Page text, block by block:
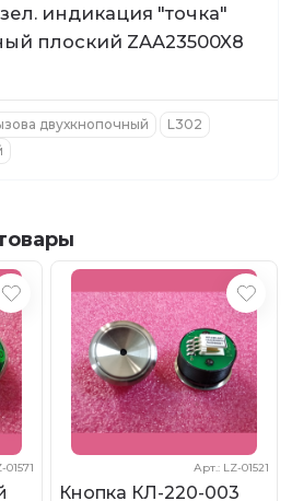
индикация "точка"
плоский ZAA23500X8
двухкнопочный
L302
01571 Арт.: LZ-01521
Кнопка КЛ-220-003